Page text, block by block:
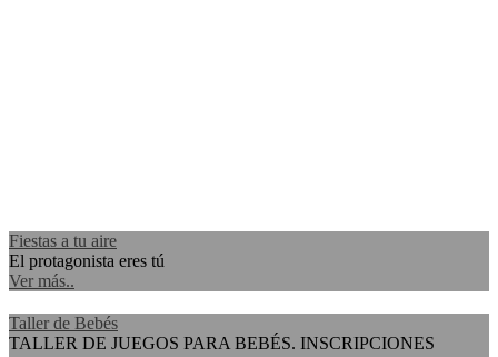
Fiestas a tu aire
El protagonista eres tú
Ver más..
Taller de Bebés
TALLER DE JUEGOS PARA BEBÉS. INSCRIPCIONES